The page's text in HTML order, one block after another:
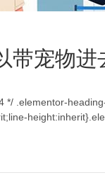
带宠物进
*/ .elementor-